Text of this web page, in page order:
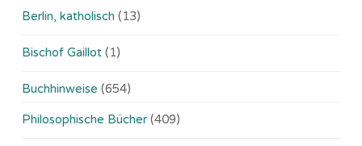
Berlin, katholisch (13)
Bischof Gaillot (1)
Buchhinweise (654)
Philosophische Bücher (409)